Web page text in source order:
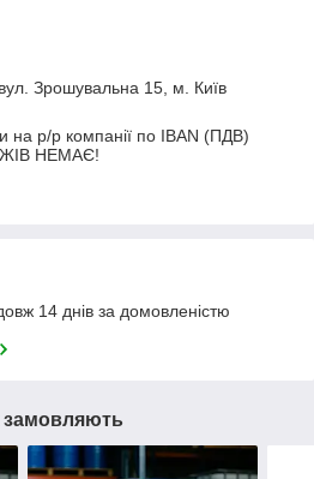
Зрошувальна 15, м. Київ
на р/р компанії по IBAN (ПДВ)
НЕМАЄ!
14 днів за домовленістю
замовляють